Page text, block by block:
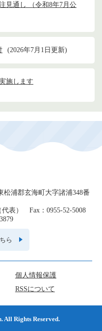
見通し （令和8年7月公
2026年7月1日更新
施します
松浦郡玄海町大字諸浦348番
代表） Fax：0955-52-5008
ら
個人情報保護
RSSについて
All Rights Reserved.